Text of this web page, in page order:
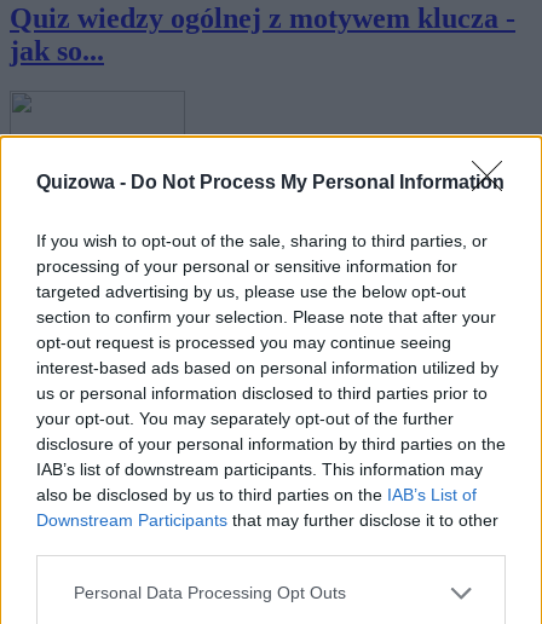
Quizowa - Do Not Process My Personal Information
If you wish to opt-out of the sale, sharing to third parties, or
processing of your personal or sensitive information for
targeted advertising by us, please use the below opt-out
section to confirm your selection. Please note that after your
opt-out request is processed you may continue seeing
interest-based ads based on personal information utilized by
us or personal information disclosed to third parties prior to
your opt-out. You may separately opt-out of the further
disclosure of your personal information by third parties on the
IAB’s list of downstream participants. This information may
also be disclosed by us to third parties on the IAB’s List of
Downstream Participants that may further disclose it to other
Personal Data Processing Opt Outs
Quiz wiedzy ogólnej z motywem klucza -
jak so...
Quiz wiedzy ogólnej z motywem słońca -
jak so...
Wiedza ogólna
Kwiecisty quiz wiedzy ogólnej - jak sobie